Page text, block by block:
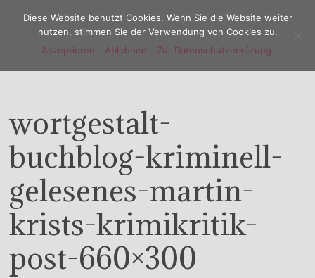
Menu
wortgestalt-
buchblog-kriminell-
gelesenes-martin-
krists-krimikritik-
post-660×300
Diese Website benutzt Cookies. Wenn Sie die Website weiter
nutzen, stimmen Sie der Verwendung von Cookies zu.
Akzeptieren.
Ablehnen. Zur Datenschutzerklärung.